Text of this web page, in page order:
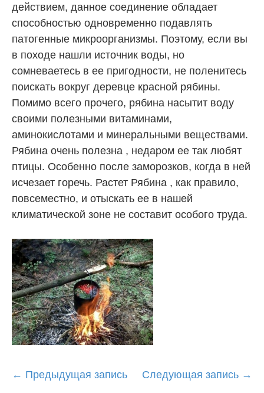
действием, данное соединение обладает
способностью одновременно подавлять
патогенные микроорганизмы. Поэтому, если вы
в походе нашли источник воды, но
сомневаетесь в ее пригодности, не поленитесь
поискать вокруг деревце красной рябины.
Помимо всего прочего, рябина насытит воду
своими полезными витаминами,
аминокислотами и минеральными веществами.
Рябина очень полезна , недаром ее так любят
птицы. Особенно после заморозков, когда в ней
исчезает горечь. Растет Рябина , как правило,
повсеместно, и отыскать ее в нашей
климатической зоне не составит особого труда.
Post
← Предыдущая запись Следующая запись →